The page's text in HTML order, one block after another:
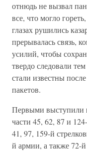
отнюдь не вызвал
все, что могло
глазах рушились
прерывалась связь,
усилий, чтобы
твердо следовали
стали известны
пакетов.
Первыми выступили
части 45, 62, 87 и
41, 97, 159-й
й армии, а также 72-